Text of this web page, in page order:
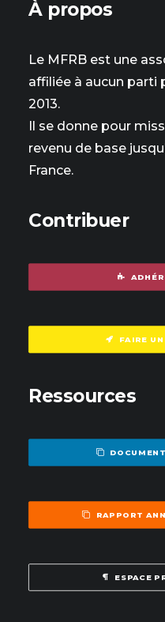
À propos
Le MFRB est une
affiliée à aucun parti
2013.
Il se donne pour
revenu de base
France.
Contribuer
FAIRE
Ressources
RAPPORT
ESPACE